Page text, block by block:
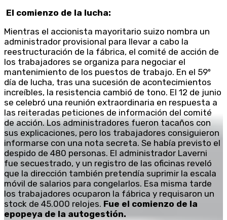
El comienzo de la lucha:
Mientras el accionista mayoritario suizo nombra un
administrador provisional para llevar a cabo la
reestructuración de la fábrica, el comité de acción de
los trabajadores se organiza para negociar el
mantenimiento de los puestos de trabajo. En el 59º
día de lucha, tras una sucesión de acontecimientos
increíbles, la resistencia cambió de tono. El 12 de junio
se celebró una reunión extraordinaria en respuesta a
las reiteradas peticiones de información del comité
de acción. Los administradores fueron tacaños con
sus explicaciones, pero los trabajadores consiguieron
informarse con una nota secreta. Se había previsto el
despido de 480 personas. El administrador Laverni
fue secuestrado, y un registro de las oficinas reveló
que la dirección también pretendía suprimir la escala
móvil de salarios para congelarlos. Esa misma tarde
los trabajadores ocuparon la fábrica y requisaron un
stock de 45.000 relojes. Fue el comienzo de la
epopeya de la autogestión.